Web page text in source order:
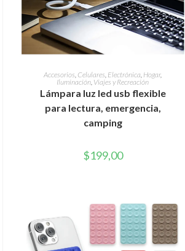
AÑADIR AL CARRITO
Accesorios, Celulares, Electrónica, Hogar,
Iluminación, Viajes y Recreación
Lámpara luz led usb flexible
para lectura, emergencia,
camping
$199,00